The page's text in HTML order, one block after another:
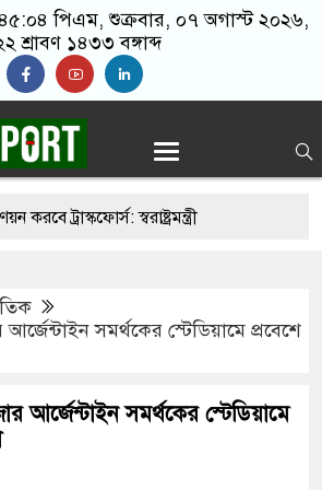
পিএম, শুক্রবার, ০৭ অগাস্ট ২০২৬,
শ্রাবণ ১৪৩৩ বঙ্গাব্দ
ট্রাস্কফোর্স: স্বরাষ্ট্রমন্ত্রী
হবে ওলামায়ে
মাইক, শুভেন্দু বলছেন-
সমর্থকের স্টেডিয়ামে প্রবেশে
আর্জেন্টাইন সমর্থকের স্টেডিয়ামে